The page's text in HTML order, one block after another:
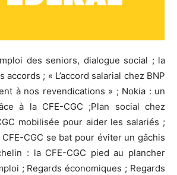
des seniors, dialogue social ; la
accords ; « L’accord salarial chez BNP
à nos revendications » ; Nokia : un
à la CFE-CGC ;Plan social chez
mobilisée pour aider les salariés ;
CGC se bat pour éviter un gâchis
: la CFE-CGC pied au plancher
; Regards économiques ; Regards